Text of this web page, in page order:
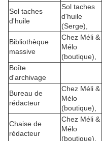
Sol taches
d'huile
Sol taches
d'huile
(Serge),
Bibliothèque
massive
Chez Méli &
Mélo
(boutique),
Boîte
d'archivage
Bureau de
rédacteur
Chez Méli &
Mélo
(boutique),
Chaise de
rédacteur
Chez Méli &
Mélo
(boutique),